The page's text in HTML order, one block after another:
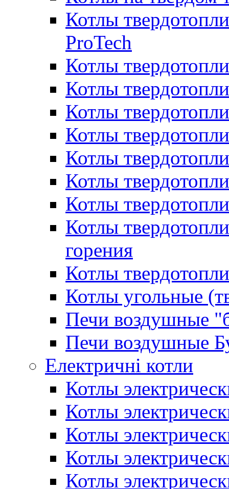
Котлы
ProTech
Котлы
Котлы
Котлы
Котлы
Котлы
Котлы
Котлы
Котлы
горения
Котлы
Котлы угольные
Печи воздушные
Печи воздушные
Електричні котли
Котлы
Котлы
Котлы
Котлы
Котлы